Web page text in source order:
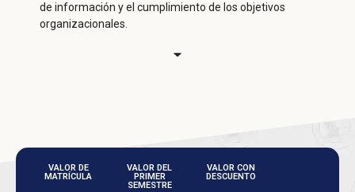
de información y el cumplimiento de los objetivos
organizacionales.
VALOR DE
MATRÍCULA
VALOR DEL
PRIMER
SEMESTRE
VALOR CON
DESCUENTO